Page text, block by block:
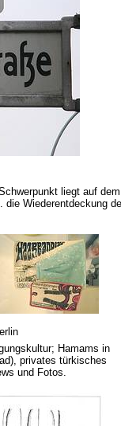
liegt auf dem
die Wiederentdeckung
Hamams in
privates türkisches
und Fotos.